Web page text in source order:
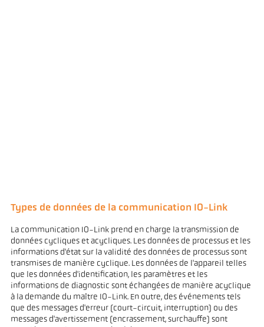
Types de données de la communication IO-Link
La communication IO-Link prend en charge la transmission de
données cycliques et acycliques. Les données de processus et les
informations d'état sur la validité des données de processus sont
transmises de manière cyclique. Les données de l'appareil telles
que les données d'identification, les paramètres et les
informations de diagnostic sont échangées de manière acyclique
à la demande du maître IO-Link. En outre, des événements tels
que des messages d'erreur (court-circuit, interruption) ou des
messages d'avertissement (encrassement, surchauffe) sont